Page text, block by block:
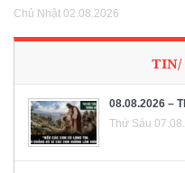
Chủ Nhật 02.08.2026
TIN/
08.08.2026 –
Thứ Sáu